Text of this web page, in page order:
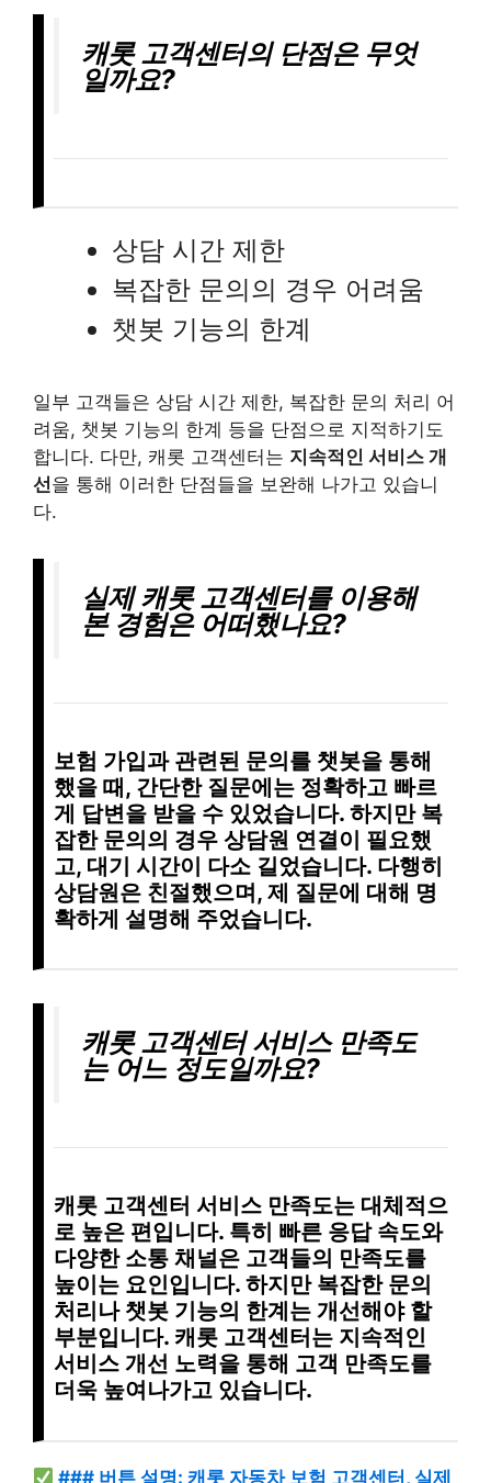
캐롯 고객센터의 단점은 무엇
일까요?
상담 시간 제한
복잡한 문의의 경우 어려움
챗봇 기능의 한계
일부 고객들은 상담 시간 제한, 복잡한 문의 처리 어
려움, 챗봇 기능의 한계 등을 단점으로 지적하기도
합니다. 다만, 캐롯 고객센터는 지속적인 서비스 개
선을 통해 이러한 단점들을 보완해 나가고 있습니
다.
실제 캐롯 고객센터를 이용해
본 경험은 어떠했나요?
보험 가입과 관련된 문의를 챗봇을 통해
했을 때, 간단한 질문에는 정확하고 빠르
게 답변을 받을 수 있었습니다. 하지만 복
잡한 문의의 경우 상담원 연결이 필요했
고, 대기 시간이 다소 길었습니다. 다행히
상담원은 친절했으며, 제 질문에 대해 명
확하게 설명해 주었습니다.
캐롯 고객센터 서비스 만족도
는 어느 정도일까요?
캐롯 고객센터 서비스 만족도는 대체적으
로 높은 편입니다. 특히 빠른 응답 속도와
다양한 소통 채널은 고객들의 만족도를
높이는 요인입니다. 하지만 복잡한 문의
처리나 챗봇 기능의 한계는 개선해야 할
부분입니다. 캐롯 고객센터는 지속적인
서비스 개선 노력을 통해 고객 만족도를
더욱 높여나가고 있습니다.
### 버튼 설명: 캐롯 자동차 보험 고객센터, 실제